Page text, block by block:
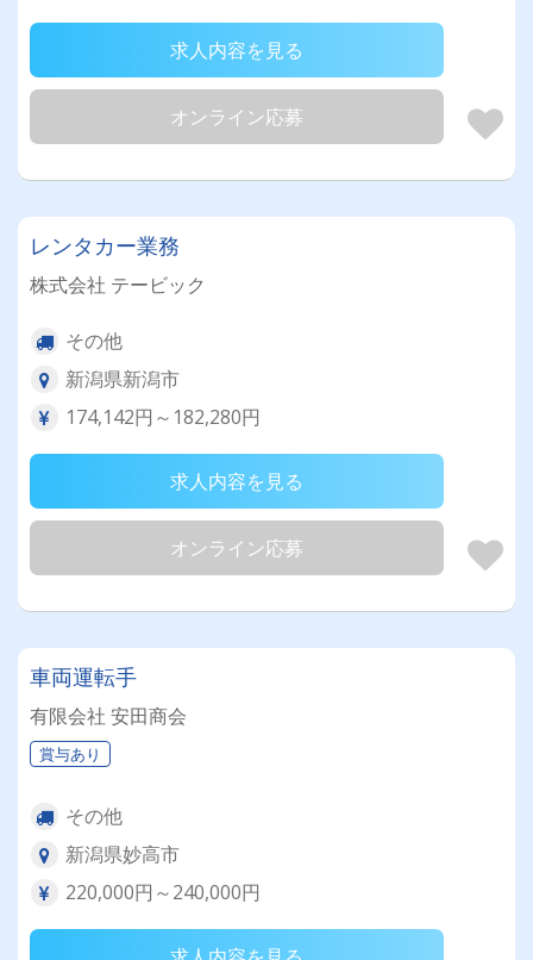
求人内容を見る
オンライン応募
レンタカー業務
株式会社 テービック
その他
新潟県新潟市
174,142円～182,280円
求人内容を見る
オンライン応募
車両運転手
有限会社 安田商会
賞与あり
その他
新潟県妙高市
220,000円～240,000円